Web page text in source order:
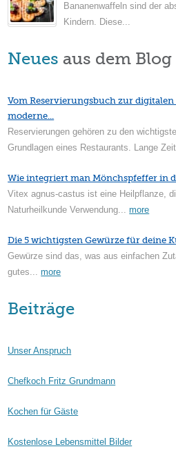
Bananenwaffeln sind der
Kindern. Diese...
Neues aus dem Blog
Vom Reservierungsbuch zur
moderne...
Reservierungen gehören zu den
Grundlagen eines Restaurants. Lange
Wie integriert man Mönchspfeffer in
Vitex agnus-castus ist eine Heilpflanze,
Naturheilkunde Verwendung...more
Die 5 wichtigsten Gewürze für deine
Gewürze sind das, was aus einfachen
gutes...more
Beiträge
Unser Anspruch
Chefkoch Fritz Grundmann
Kochen für Gäste
Kostenlose Lebensmittel Bilder